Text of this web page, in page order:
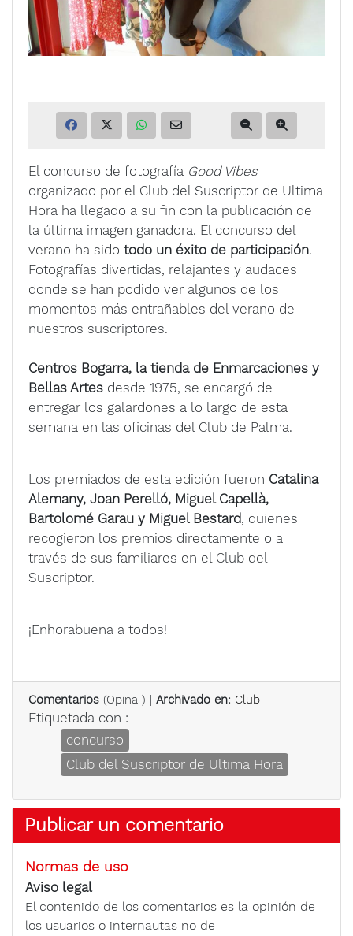
El concurso de fotografía Good Vibes
organizado por el Club del Suscriptor de Ultima
Hora ha llegado a su fin con la publicación de
la última imagen ganadora. El concurso del
verano ha sido todo un éxito de participación.
Fotografías divertidas, relajantes y audaces
donde se han podido ver algunos de los
momentos más entrañables del verano de
nuestros suscriptores.
Centros Bogarra, la tienda de Enmarcaciones y
Bellas Artes desde 1975, se encargó de
entregar los galardones a lo largo de esta
semana en las oficinas del Club de Palma.
Los premiados de esta edición fueron Catalina
Alemany, Joan Perelló, Miguel Capellà,
Bartolomé Garau y Miguel Bestard, quienes
recogieron los premios directamente o a
través de sus familiares en el Club del
Suscriptor.
¡Enhorabuena a todos!
Comentarios (Opina ) | Archivado en: Club
Etiquetada con :
concurso
Club del Suscriptor de Ultima Hora
Publicar un comentario
Normas de uso
Aviso legal
El contenido de los comentarios es la opinión de
los usuarios o internautas no de